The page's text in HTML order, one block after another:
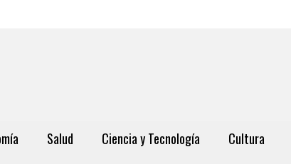
Salud Ciencia y Tecnología Cultura